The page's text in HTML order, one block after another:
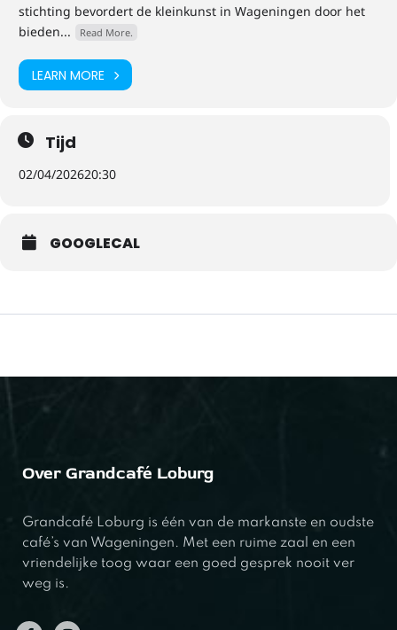
stichting bevordert de kleinkunst in Wageningen door het
bieden...
Read More.
LEARN MORE
Tijd
02/04/202620:30
GOOGLECAL
Over Grandcafé Loburg
Grandcafé Loburg is één van de markanste en oudste
café’s van Wageningen. Met een ruime zaal en een
vriendelijke toog waar een goed gesprek nooit ver
weg is.